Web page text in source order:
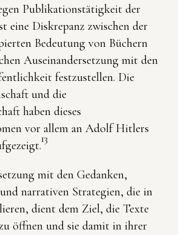
Publikationstätigkeit der
eine Diskrepanz zwischen der
Bedeutung von Büchern
Auseinandersetzung mit den
festzustellen. Die
und die
haben dieses
vor allem an Adolf Hitlers
13
mit den Gedanken,
narrativen Strategien, die in
dient dem Ziel, die Texte
öffnen und sie damit in ihrer